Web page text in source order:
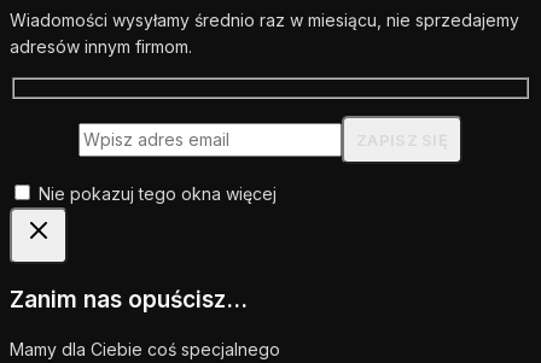
Wiadomości wysyłamy średnio raz w miesiącu, nie sprzedajemy
adresów innym firmom.
Nie pokazuj tego okna więcej
Zanim nas opuścisz...
Mamy dla Ciebie coś specjalnego